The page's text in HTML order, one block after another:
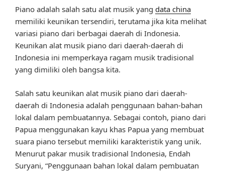
Piano adalah salah satu alat musik yang data china
memiliki keunikan tersendiri, terutama jika kita melihat
variasi piano dari berbagai daerah di Indonesia.
Keunikan alat musik piano dari daerah-daerah di
Indonesia ini memperkaya ragam musik tradisional
yang dimiliki oleh bangsa kita.
Salah satu keunikan alat musik piano dari daerah-
daerah di Indonesia adalah penggunaan bahan-bahan
lokal dalam pembuatannya. Sebagai contoh, piano dari
Papua menggunakan kayu khas Papua yang membuat
suara piano tersebut memiliki karakteristik yang unik.
Menurut pakar musik tradisional Indonesia, Endah
Suryani, “Penggunaan bahan lokal dalam pembuatan